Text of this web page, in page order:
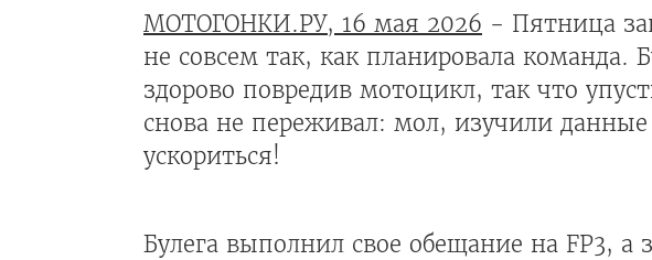
МОТОГОНКИ.РУ, 16 мая 2026 - Пятница
не совсем так, как планировала команда.
здорово повредив мотоцикл, так что
снова не переживал: мол, изучили
ускориться!
Булега выполнил свое обещание на FP3,